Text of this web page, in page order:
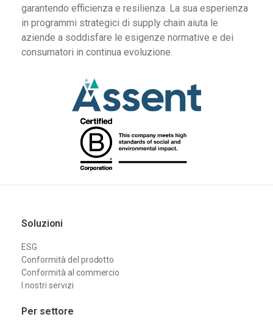
garantendo efficienza e resilienza. La sua esperienza
in programmi strategici di supply chain aiuta le
aziende a soddisfare le esigenze normative e dei
consumatori in continua evoluzione.
Soluzioni
ESG
Conformità del prodotto
Conformità al commercio
I nostri servizi
Per settore